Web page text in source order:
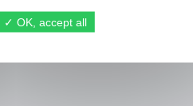
OK, accept all